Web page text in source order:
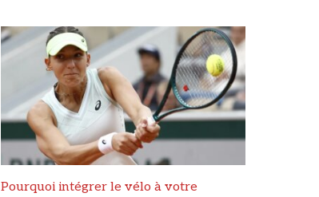
Pourquoi intégrer le vélo à votre